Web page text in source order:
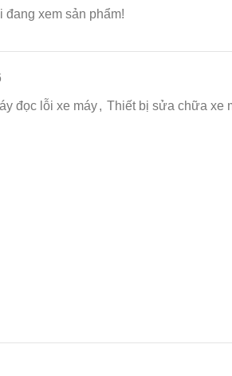
đang xem sản phẩm!
đọc lỗi xe máy, Thiết bị sửa chữa xe